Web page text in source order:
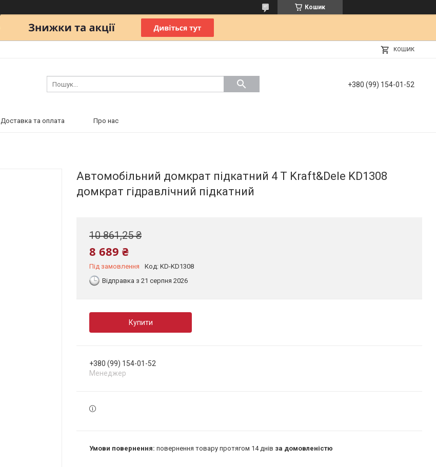
Кошик
КОШИК
+380 (99) 154-01-52
Доставка та оплата Про нас
Автомобільний домкрат підкатний 4 Т Kraft&Dele KD1308
домкрат гідравлічний підкатний
10 861,25 ₴
8 689 ₴
Під замовлення Код: KD-KD1308
Відправка з 21 серпня 2026
Купити
+380 (99) 154-01-52
Менеджер
повернення товару протягом 14 днів за домовленістю